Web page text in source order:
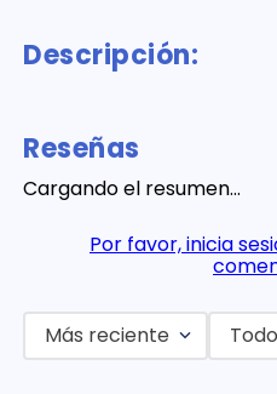
Descripción:
Reseñas
Cargando el resumen…
Por favor, inicia
Más reciente